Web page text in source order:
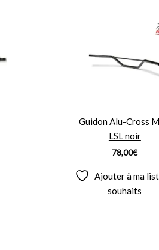
Guidon Alu-Cross
LSL noir
78,00€
Ajouter à ma
souhaits